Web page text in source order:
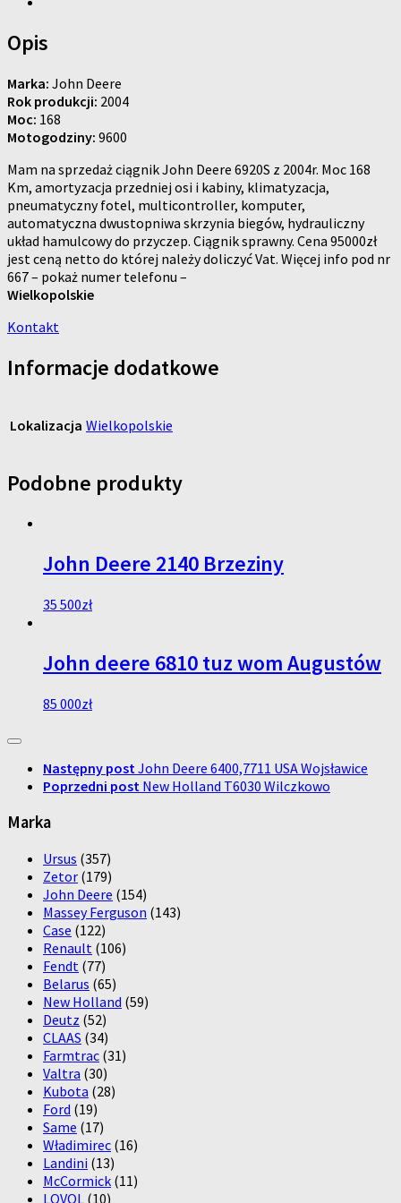
Opis
Marka: John Deere
Rok produkcji: 2004
Moc: 168
Motogodziny: 9600
Mam na sprzedaż ciągnik John Deere 6920S z 2004r. Moc 168
Km, amortyzacja przedniej osi i kabiny, klimatyzacja,
pneumatyczny fotel, multicontroller, komputer,
automatyczna dwustopniwa skrzynia biegów, hydrauliczny
układ hamulcowy do przyczep. Ciągnik sprawny. Cena 95000zł
jest ceną netto do której należy doliczyć Vat. Więcej info pod nr
667 – pokaż numer telefonu –
Wielkopolskie
Kontakt
Informacje dodatkowe
Lokalizacja Wielkopolskie
Podobne produkty
John Deere 2140 Brzeziny
35 500zł
John deere 6810 tuz wom Augustów
85 000zł
Następny postJohn Deere 6400,7711 USA Wojsławice
Poprzedni post New Holland T6030 Wilczkowo
Marka
Ursus (357)
Zetor (179)
John Deere (154)
Massey Ferguson (143)
Case (122)
Renault (106)
Fendt (77)
Belarus (65)
New Holland (59)
Deutz (52)
CLAAS (34)
Farmtrac (31)
Valtra (30)
Kubota (28)
Ford (19)
Same (17)
Władimirec (16)
Landini (13)
McCormick (11)
LOVOL (10)